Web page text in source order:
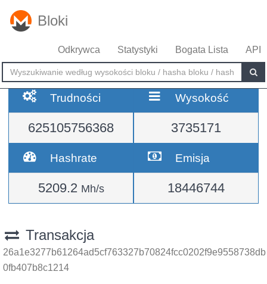
Bloki
Odkrywca Statystyki Bogata Lista API
Trudności
625105756368
Wysokość
3735171
Hashrate
5209.2 Mh/s
Emisja
18446744
Transakcja
26a1e3277b61264ad5cf763327b70824fcc0202f9e9558738db
0fb407b8c1214